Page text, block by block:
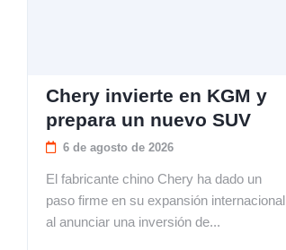
Chery invierte en KGM y
prepara un nuevo SUV
6 de agosto de 2026
El fabricante chino Chery ha dado un
paso firme en su expansión internacional
al anunciar una inversión de...